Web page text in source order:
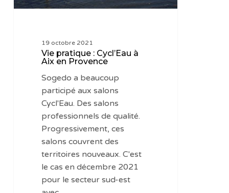
19 octobre 2021
Vie pratique : Cycl’Eau à
Aix en Provence
Sogedo a beaucoup
participé aux salons
Cycl'Eau. Des salons
professionnels de qualité.
Progressivement, ces
salons couvrent des
territoires nouveaux. C'est
le cas en décembre 2021
pour le secteur sud-est